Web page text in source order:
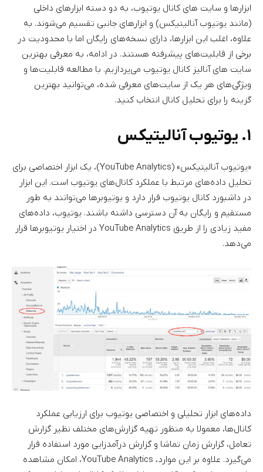
ابزارها و سایت های کانال یوتیوب، به دو دسته ابزارهای داخلی
(مانند یوتیوب آنالیتیکس) و ابزارهای جانبی تقسیم می‌شوند. به
علاوه، اغلب این ابزارها، دارای نسخه‌های رایگان اما با محدودیت در
برخی از قابلیت‌های پیشرفته هستند. در ادامه، به معرفی بهترین
سایت های آنالیز کانال یوتیوب می‌پردازیم. با مطالعه قابلیت‌ها و
ویژگی‌های هر یک از سایت‌های معرفی شده، می‌توانید بهترین
گزینه را برای تحلیل کانال انتخاب کنید.
۱. یوتیوب آنالیتیکس
«یوتیوب آنالیتیکس» (YouTube Analytics)، یک ابزار اختصاصی برای
تحلیل داده‌های مرتبط با عملکرد کانال‌های یوتیوب است. این ابزار
در داشبورد کانال یوتیوب قرار دارد و یوتیوبرها می‌توانند به طور
مستقیم و رایگان به آن دسترسی داشته باشند. یوتیوب، داده‌های
مفید زیادی را از طریق YouTube Analytics در اختیار یوتیوبرها قرار
می‌دهد.
داده‌های ابزار تحلیلی و اختصاصی یوتیوب برای ارزیابی عملکرد
کانال‌ها، معمولا به منظور تهیه گزارش‌های مختلف نظیر گزارش
تعامل، گزارش زمان تماشا و گزارش درآمدزایی مورد استفاده قرار
می‌گیرد. علاوه بر این موارد، YouTube Analytics، امکان مشاهده